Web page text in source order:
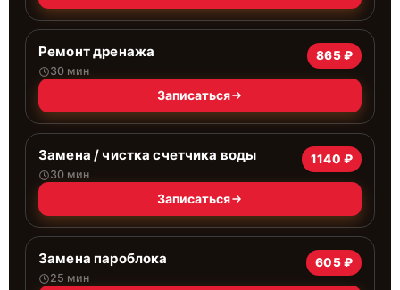
Ремонт дренажа
30 мин
865 ₽
Записаться
Замена / чистка счетчика воды
30 мин
1140 ₽
Записаться
Замена пароблока
25 мин
605 ₽